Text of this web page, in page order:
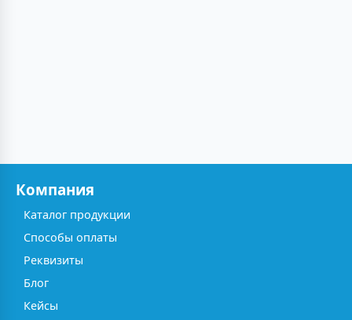
Компания
Каталог продукции
Способы оплаты
Реквизиты
Блог
Кейсы